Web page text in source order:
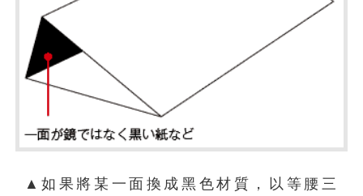
▲如果將某一面換成黑色材質，以等腰三